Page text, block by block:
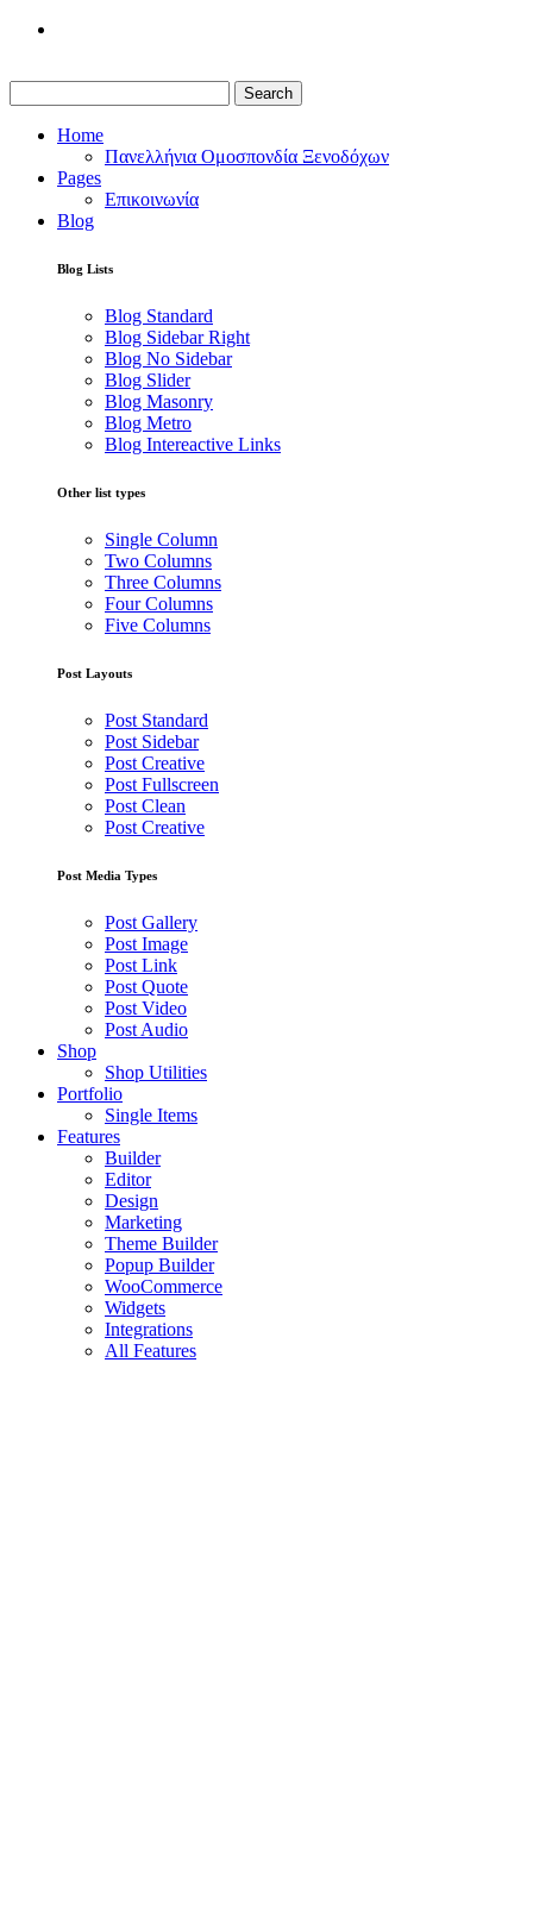
Search
Home
Πανελλήνια Ομοσπονδία Ξενοδόχων
Pages
Επικοινωνία
Blog
Blog Lists
Blog Standard
Blog Sidebar Right
Blog No Sidebar
Blog Slider
Blog Masonry
Blog Metro
Blog Intereactive Links
Other list types
Single Column
Two Columns
Three Columns
Four Columns
Five Columns
Post Layouts
Post Standard
Post Sidebar
Post Creative
Post Fullscreen
Post Clean
Post Creative
Post Media Types
Post Gallery
Post Image
Post Link
Post Quote
Post Video
Post Audio
Shop
Shop Utilities
Portfolio
Single Items
Features
Builder
Editor
Design
Marketing
Theme Builder
Popup Builder
WooCommerce
Widgets
Integrations
All Features